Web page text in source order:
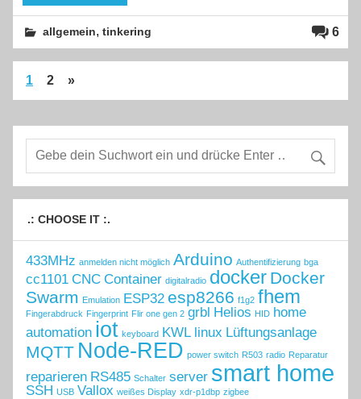
6
allgemein,tinkering
1 2 »
.: CHOOSE IT :.
433MHz anmelden nicht möglich Arduino Authentifizierung bga
cc1101 CNC Container digitalradio docker Docker
Swarm Emulation ESP32 esp8266 f1g2 fhem
Fingerabdruck Fingerprint Flir one gen 2 grbl Helios HID home
automation iot keyboard KWL linux Lüftungsanlage
MQTT Node-RED power switch R503 radio Reparatur
reparieren RS485 Schalter server smart home
SSH USB Vallox weißes Display xdr-p1dbp zigbee